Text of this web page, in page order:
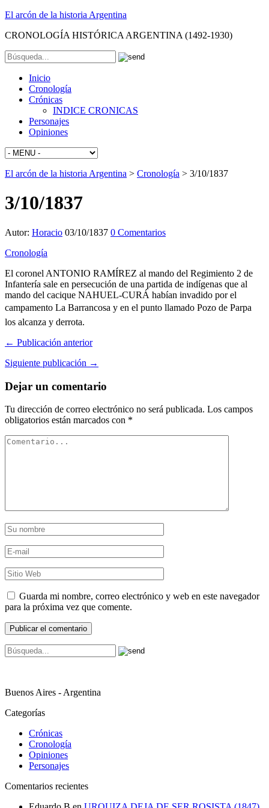
El arcón de la historia Argentina
CRONOLOGÍA HISTÓRICA ARGENTINA (1492-1930)
Inicio
Cronología
Crónicas
INDICE CRONICAS
Personajes
Opiniones
El arcón de la historia Argentina > Cronología > 3/10/1837
3/10/1837
Autor: Horacio 03/10/1837 0 Comentarios
Cronología
El coronel ANTONIO RAMÍREZ al mando del Regimiento 2 de
Infantería sale en persecución de una partida de indígenas que al
mando del cacique NAHUEL-CURÁ habían invadido por el
campamento La Barrancosa y en el punto llamado Pozo de Parpa
los alcanza y derrota.
← Publicación anterior
Siguiente publicación →
Dejar un comentario
Tu dirección de correo electrónico no será publicada. Los campos
obligatorios están marcados con *
Guarda mi nombre, correo electrónico y web en este navegador
para la próxima vez que comente.
Buenos Aires - Argentina
Categorías
Crónicas
Cronología
Opiniones
Personajes
Comentarios recientes